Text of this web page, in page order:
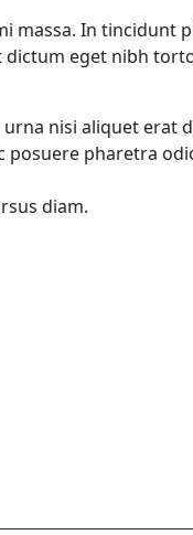
massa. In tincidunt
dictum eget nibh
nisi aliquet erat
posuere pharetra
diam.